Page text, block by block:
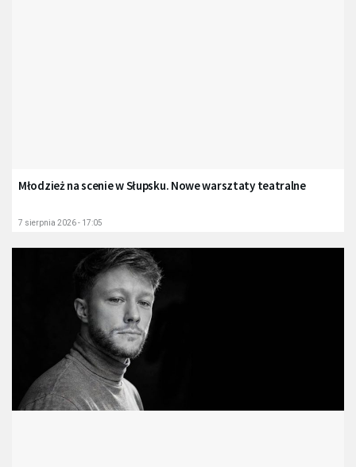
Młodzież na scenie w Słupsku. Nowe warsztaty teatralne
7 sierpnia 2026 - 17:05